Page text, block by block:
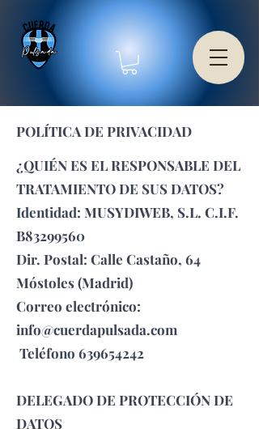
POLÍTICA DE PRIVACIDAD
¿QUIÉN ES EL RESPONSABLE DEL
TRATAMIENTO DE SUS DATOS?
Identidad: MUSYDIWEB, S.L. C.I.F.
B83299560
Dir. Postal: Calle Castaño, 64
Móstoles (Madrid)
Correo electrónico:
info@cuerdapulsada.com
Teléfono 639654242
DELEGADO DE PROTECCIÓN DE
DATOS